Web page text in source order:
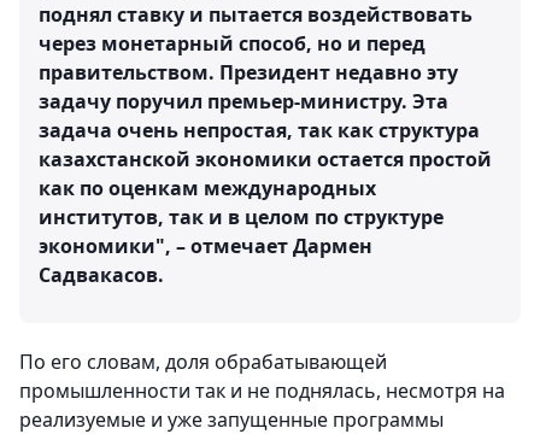
поднял ставку и пытается воздействовать
через монетарный способ, но и перед
правительством. Президент недавно эту
задачу поручил премьер-министру. Эта
задача очень непростая, так как структура
казахстанской экономики остается простой
как по оценкам международных
институтов, так и в целом по структуре
экономики", – отмечает Дармен
Садвакасов.
По его словам, доля обрабатывающей
промышленности так и не поднялась, несмотря на
реализуемые и уже запущенные программы